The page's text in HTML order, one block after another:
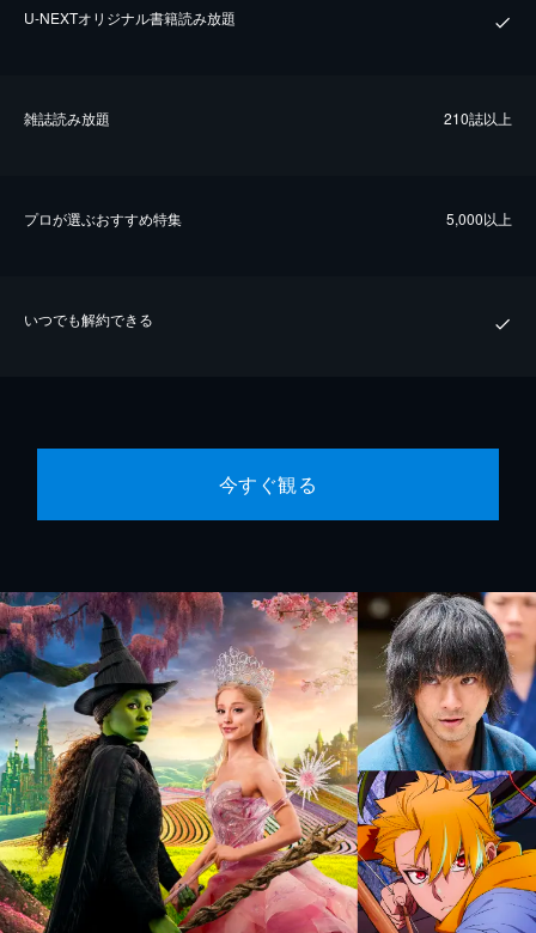
U-NEXTオリジナル書籍読み放題
雑誌読み放題 210誌以上
プロが選ぶおすすめ特集 5,000以上
いつでも解約できる
今すぐ観る